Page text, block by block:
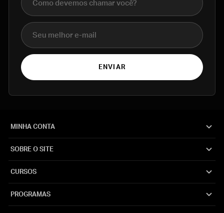
E-mail
ENVIAR
MINHA CONTA
SOBRE O SITE
CURSOS
PROGRAMAS